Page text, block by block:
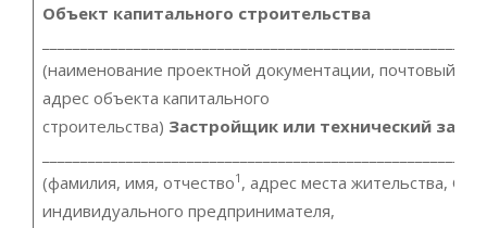
Объект капитального строительства
(наименование проектной документации, почтовый
адрес объекта капитального
строительства) Застройщик или технический
(фамилия, имя, отчество1 , адрес места жительства,
индивидуального предпринимателя,